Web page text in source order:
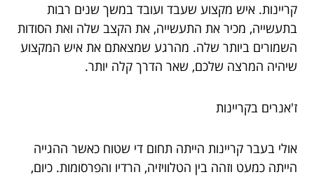
קריינות. איש מקצוע שעבד ועובד במשך שנים רבות
בתעשייה, מכיר את התעשייה, את הקצב שלה ואת הסודות
השמורים ביותר שלה. מהרגע שמצאתם את איש המקצוע
שיהיה המרצה שלכם, שאר הדרך קלה יותר.
ז'אנרים בקריינות
אולי בעבר קריינות הייתה תחום די שטוח כאשר ההגייה
הייתה כמעט וזהה בין הטלוויזיה, הרדיו והפרסומות. כיום,